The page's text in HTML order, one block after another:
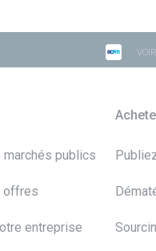
publics
offres
entreprise